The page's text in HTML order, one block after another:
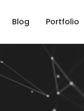
Blog Portfolio